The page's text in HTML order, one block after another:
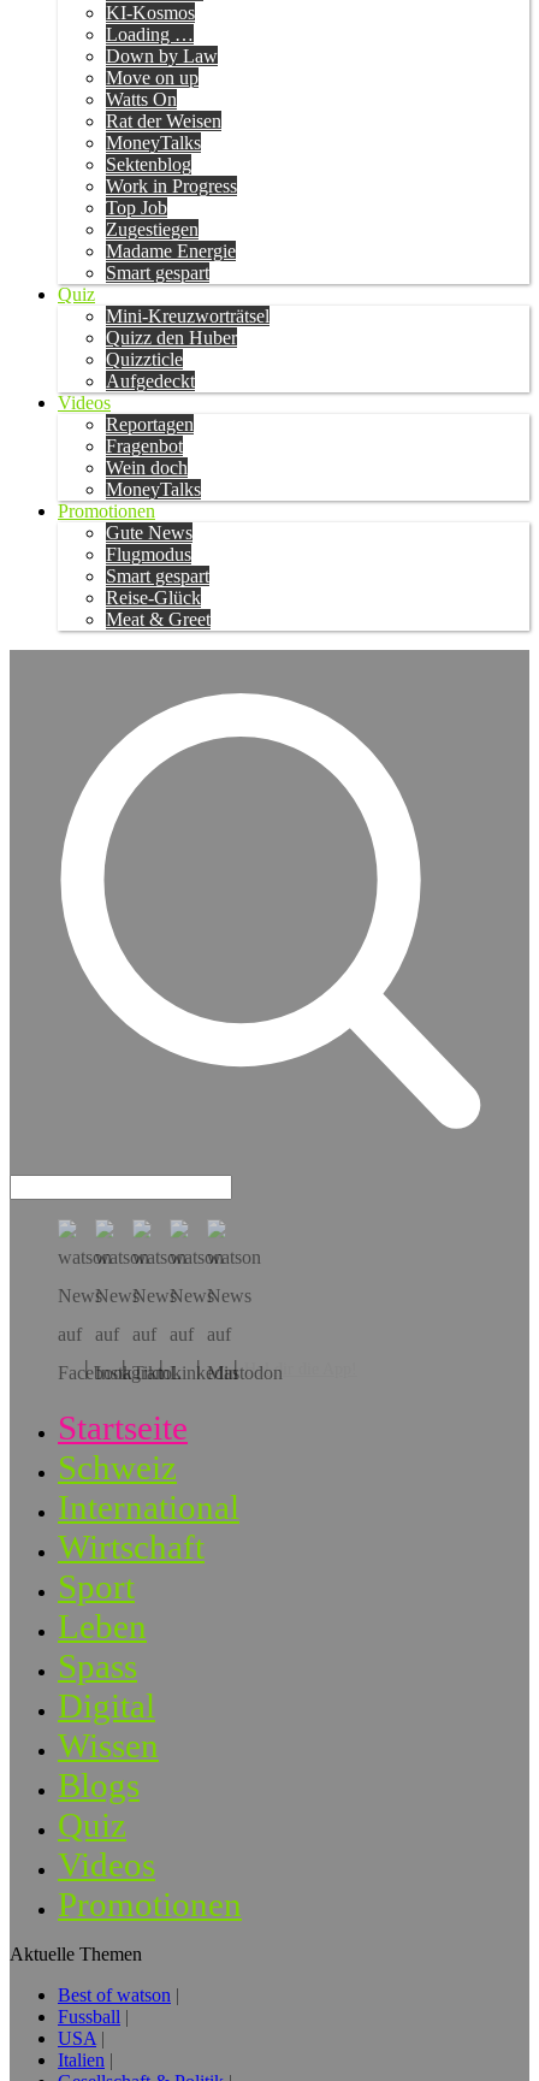
KI-Kosmos
Loading …
Down by Law
Move on up
Watts On
Rat der Weisen
MoneyTalks
Sektenblog
Work in Progress
Top Job
Zugestiegen
Madame Energie
Smart gespart
Quiz
Mini-Kreuzworträtsel
Quizz den Huber
Quizzticle
Aufgedeckt
Videos
Reportagen
Fragenbot
Wein doch
MoneyTalks
Promotionen
Gute News
Flugmodus
Smart gespart
Reise-Glück
Meat & Greet
Hol dir die App!
Startseite
Schweiz
International
Wirtschaft
Sport
Leben
Spass
Digital
Wissen
Blogs
Quiz
Videos
Promotionen
Aktuelle Themen
Best of watson
Fussball
USA
Italien